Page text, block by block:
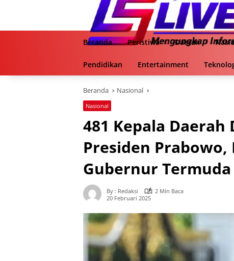
Beranda
Peristiwa Daerah
Pendidikan Entertainment
Beranda Nasional
Nasional
481 Kepala
Presiden Prabowo,
Gubernur Termuda
By : Redaksi
2 Min Baca
20 Februari 2025